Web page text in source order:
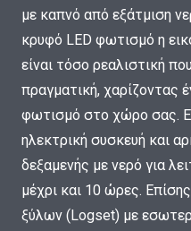
με καπνό από εξάτμιση
κρυφό LED φωτισμό η
είναι τόσο ρεαλιστική
πραγματική, χαρίζοντας
φωτισμό στο χώρο σας.
ηλεκτρική συσκευή και
δεξαμενής με νερό για
μέχρι και 10 ώρες.
ξύλων (Logset) με